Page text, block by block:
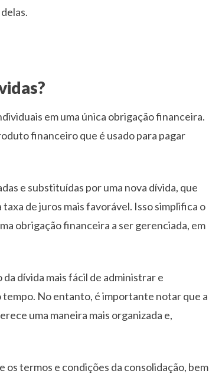
em uma única obrigação financeira.
financeiro que é usado para pagar
e substituídas por uma nova dívida, que
de juros mais favorável. Isso simplifica o
obrigação financeira a ser gerenciada, em
dívida mais fácil de administrar e
No entanto, é importante notar que a
uma maneira mais organizada e,
termos e condições da consolidação, bem